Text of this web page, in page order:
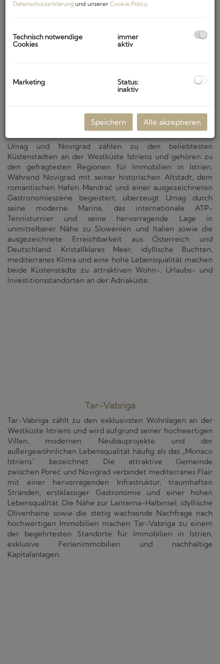
Umag-Novigrad
Umag und Novigrad zählen zu den beliebtesten
Küstenstädten an der Westküste Istriens und gehören zu
den gefragtesten Regionen für Immobilien in Istrien.
Während Novigrad mit seiner historischen Altstadt, dem
romantischen Hafen Mandrač und einer ausgezeichneten
Gastronomieszene begeistert, überzeugt Umag durch
seine moderne Marina, das internationale ATP-
Tennisturnier und seine hervorragende Lage in
unmittelbarer Nähe zu Slowenien und Italien sowie die
ausgezeichnete Erreichbarkeit aus Österreich und
Deutschland. Kristallklares Meer, idyllische Buchten,
mediterranes Klima und eine hohe Lebensqualität machen
beide Küstenstädte zu attraktiven Wohn-, Urlaubs- und
Investitionsstandorten an der Adriaküste.
Tar-Vabriga
Tar-Vabriga zählt zu den exklusivsten Wohnlagen an der
Westküste Istriens und wird aufgrund seiner hochwertigen
Villen, modernen Neubauprojekte und der
außergewöhnlichen Lebensqualität häufig als das „Monaco
Istriens“ bezeichnet. Die attraktive Gemeinde
zwischen Poreč und Novigrad verbindet mediterranes Flair
mit einer hervorragenden Infrastruktur, traumhaften
Stränden, erstklassiger Gastronomie und einer hohen
Lebensqualität. Die Nähe zur Lanterna-Halbinsel, idyllische
Olivenhaine sowie die stetig wachsende Nachfrage nach
hochwertigen Immobilien machen Tar-Vabriga zu einem
der begehrtesten Standorte für Immobilien in Istrien,
exklusive Ferienimmobilien und nachhaltige
Kapitalanlagen.
Datenschutzerklärung und unserer Cookie Policy.
Technisch notwendige
Cookies
immer
aktiv
Marketing
Status:
inaktiv
Speichern Alle akzeptieren